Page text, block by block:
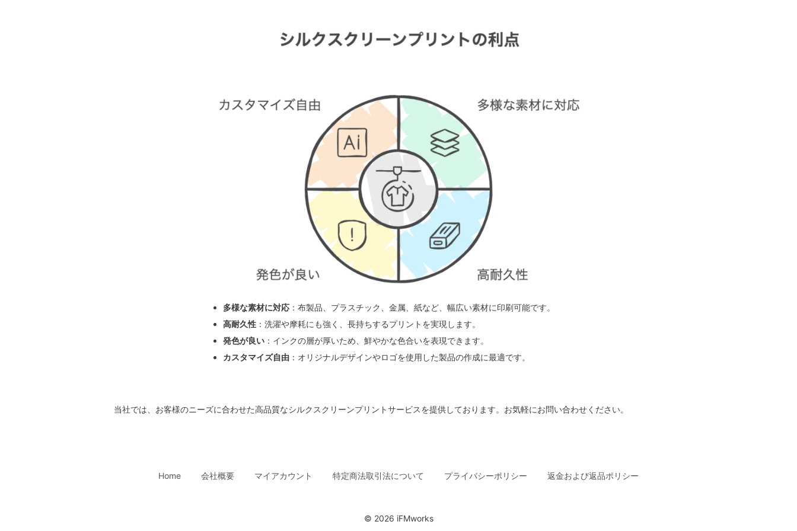
多様な素材に対応：布製品、プラスチック、金属、紙など、幅広い素材に印刷可能です。
高耐久性：洗濯や摩耗にも強く、長持ちするプリントを実現します。
発色が良い：インクの層が厚いため、鮮やかな色合いを表現できます。
カスタマイズ自由：オリジナルデザインやロゴを使用した製品の作成に最適です。
当社では、お客様のニーズに合わせた高品質なシルクスクリーンプリントサービスを提供しております。お気軽にお問い合わせください。
Home 会社概要 マイアカウント 特定商法取引法について プライバシーポリシー 返金および返品ポリシー
© 2026 iFMworks